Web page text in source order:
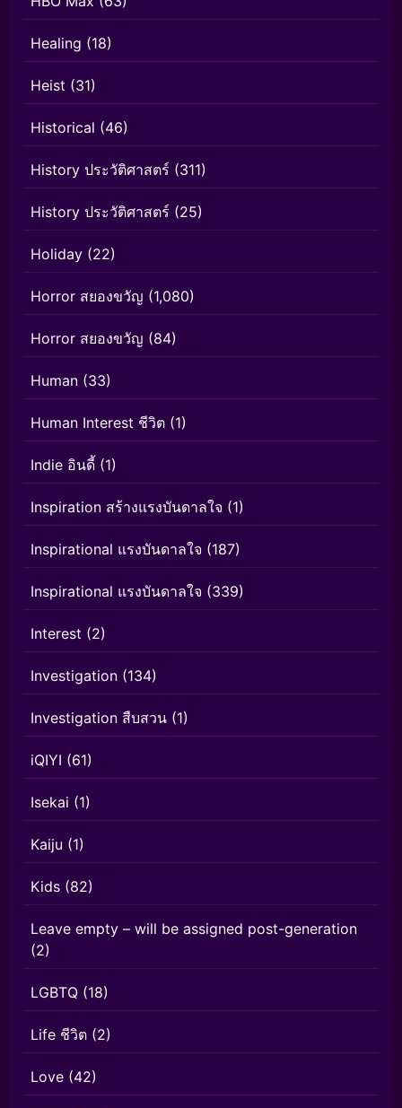
Healing (18)
Heist (31)
Historical (46)
History ประวัติศาสตร์ (311)
History ประวัติศาสตร์ (25)
Holiday (22)
Horror สยองขวัญ (1,080)
Horror สยองขวัญ (84)
Human (33)
Human Interest ชีวิต (1)
Indie อินดี้ (1)
Inspiration สร้างแรงบันดาลใจ (1)
Inspirational แรงบันดาลใจ (187)
Inspirational แรงบันดาลใจ (339)
Interest (2)
Investigation (134)
Investigation สืบสวน (1)
iQIYI (61)
Isekai (1)
Kaiju (1)
Kids (82)
Leave empty – will be assigned post-generation
(2)
LGBTQ (18)
Life ชีวิต (2)
Love (42)